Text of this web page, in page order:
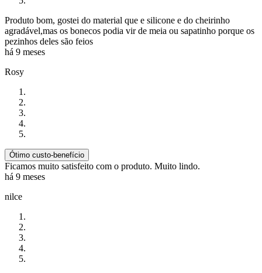
Produto bom, gostei do material que e silicone e do cheirinho
agradável,mas os bonecos podia vir de meia ou sapatinho porque os
pezinhos deles são feios
há 9 meses
Rosy
Ótimo custo-benefício
Ficamos muito satisfeito com o produto. Muito lindo.
há 9 meses
nilce